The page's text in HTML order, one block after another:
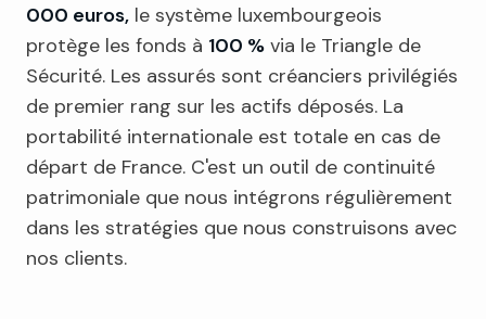
000 euros, le système luxembourgeois
protège les fonds à 100 % via le Triangle de
Sécurité. Les assurés sont créanciers privilégiés
de premier rang sur les actifs déposés. La
portabilité internationale est totale en cas de
départ de France. C'est un outil de continuité
patrimoniale que nous intégrons régulièrement
dans les stratégies que nous construisons avec
nos clients.